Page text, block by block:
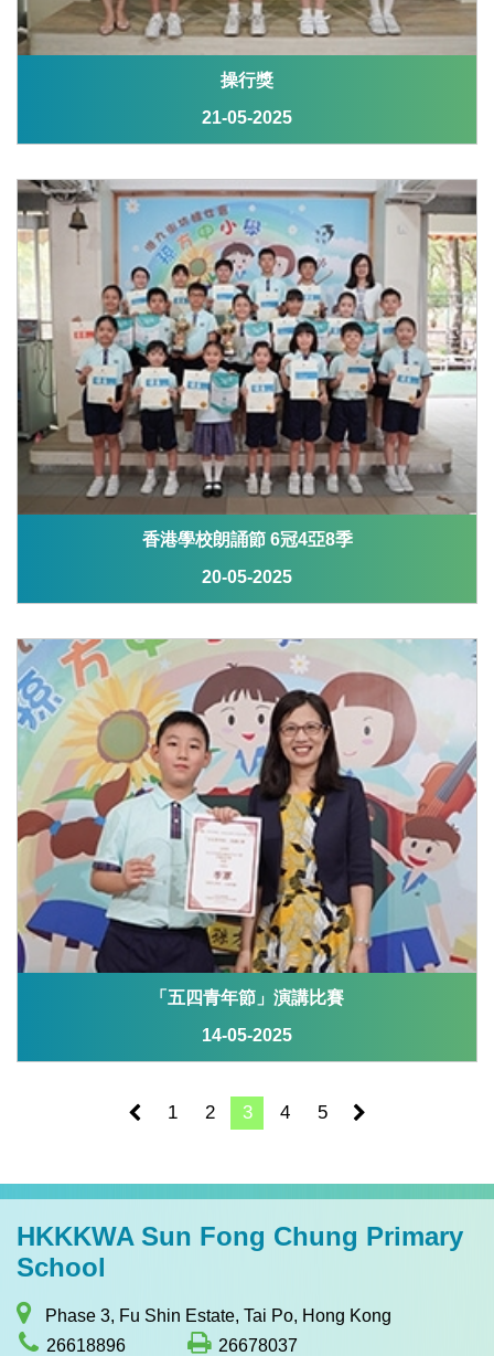
操行獎
21-05-2025
香港學校朗誦節 6冠4亞8季
20-05-2025
「五四青年節」演講比賽
14-05-2025
1 2 3 4 5
HKKKWA Sun Fong Chung Primary
School
Phase 3, Fu Shin Estate, Tai Po, Hong Kong
26618896
26678037